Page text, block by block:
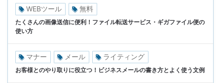
WEBツール 無料
たくさんの画像送信に便利！ファイル転送サービス・ギガファイル便の
使い方
マナー メール ライティング
お客様とのやり取りに役立つ！ビジネスメールの書き方とよく使う文例